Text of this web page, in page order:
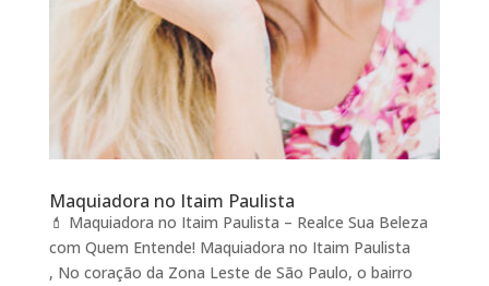
Maquiadora no Itaim Paulista
💄 Maquiadora no Itaim Paulista – Realce Sua Beleza
com Quem Entende! Maquiadora no Itaim Paulista
, No coração da Zona Leste de São Paulo, o bairro